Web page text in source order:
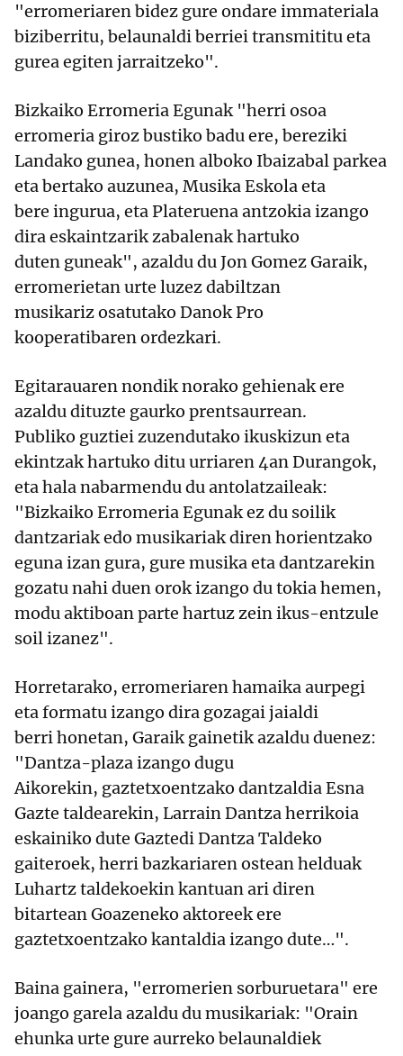
"erromeriaren bidez gure ondare immateriala
biziberritu, belaunaldi berriei transmititu eta
gurea egiten jarraitzeko".
Bizkaiko Erromeria Egunak "herri osoa
erromeria giroz bustiko badu ere, bereziki
Landako gunea, honen alboko Ibaizabal parkea
eta bertako auzunea, Musika Eskola eta
bere ingurua, eta Plateruena antzokia izango
dira eskaintzarik zabalenak hartuko
duten guneak", azaldu du Jon Gomez Garaik,
erromerietan urte luzez dabiltzan
musikariz osatutako Danok Pro
kooperatibaren ordezkari.
Egitarauaren nondik norako gehienak ere
azaldu dituzte gaurko prentsaurrean.
Publiko guztiei zuzendutako ikuskizun eta
ekintzak hartuko ditu urriaren 4an Durangok,
eta hala nabarmendu du antolatzaileak:
"Bizkaiko Erromeria Egunak ez du soilik
dantzariak edo musikariak diren horientzako
eguna izan gura, gure musika eta dantzarekin
gozatu nahi duen orok izango du tokia hemen,
modu aktiboan parte hartuz zein ikus-entzule
soil izanez".
Horretarako, erromeriaren hamaika aurpegi
eta formatu izango dira gozagai jaialdi
berri honetan, Garaik gainetik azaldu duenez:
"Dantza-plaza izango dugu
Aikorekin, gaztetxoentzako dantzaldia Esna
Gazte taldearekin, Larrain Dantza herrikoia
eskainiko dute Gaztedi Dantza Taldeko
gaiteroek, herri bazkariaren ostean helduak
Luhartz taldekoekin kantuan ari diren
bitartean Goazeneko aktoreek ere
gaztetxoentzako kantaldia izango dute…".
Baina gainera, "erromerien sorburuetara" ere
joango garela azaldu du musikariak: "Orain
ehunka urte gure aurreko belaunaldiek